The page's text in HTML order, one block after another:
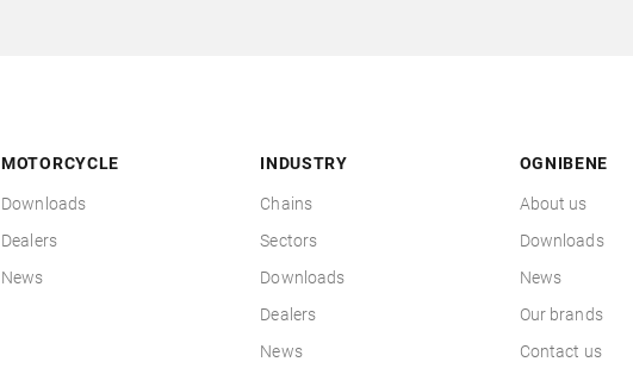
MOTORCYCLE
Downloads
Dealers
News
INDUSTRY
Chains
Sectors
Downloads
Dealers
News
OGNIBENE
About us
Downloads
News
Our brands
Contact us